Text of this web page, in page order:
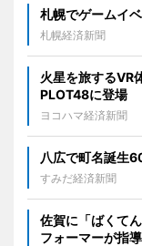
札幌でゲームイ
札幌経済新聞
火星を旅する
PLOT48に登場
ヨコハマ経済新聞
八広で町名誕生
すみだ経済新聞
佐賀に「ばくて
フォーマーが指導